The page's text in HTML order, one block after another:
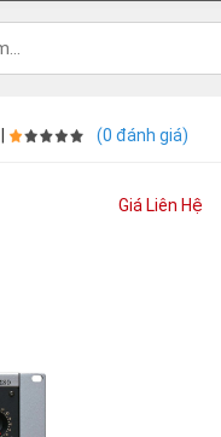
(0 đánh giá)
Giá Liên Hệ